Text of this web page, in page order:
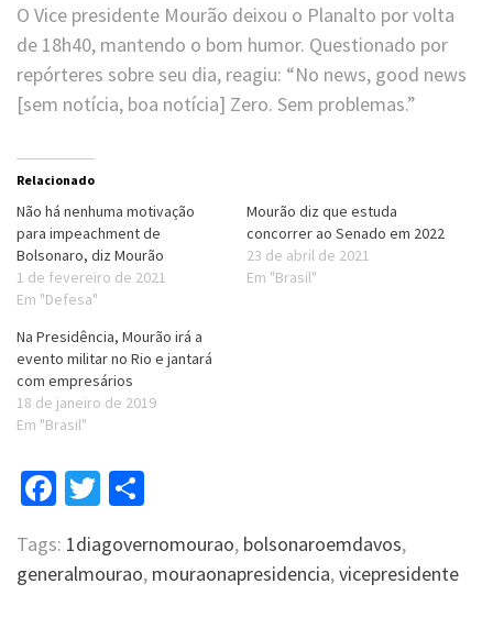
O Vice presidente Mourão deixou o Planalto por volta
de 18h40, mantendo o bom humor. Questionado por
repórteres sobre seu dia, reagiu: “No news, good news
[sem notícia, boa notícia] Zero. Sem problemas.”
Relacionado
Não há nenhuma motivação
para impeachment de
Bolsonaro, diz Mourão
1 de fevereiro de 2021
Em "Defesa"
Mourão diz que estuda
concorrer ao Senado em 2022
23 de abril de 2021
Em "Brasil"
Na Presidência, Mourão irá a
evento militar no Rio e jantará
com empresários
18 de janeiro de 2019
Em "Brasil"
Facebook
Twitter
Tags: 1diagovernomourao, bolsonaroemdavos,
generalmourao, mouraonapresidencia,vicepresidente